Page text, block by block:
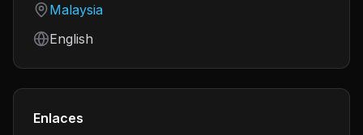
Country
Malaysia
Language
English
Enlaces